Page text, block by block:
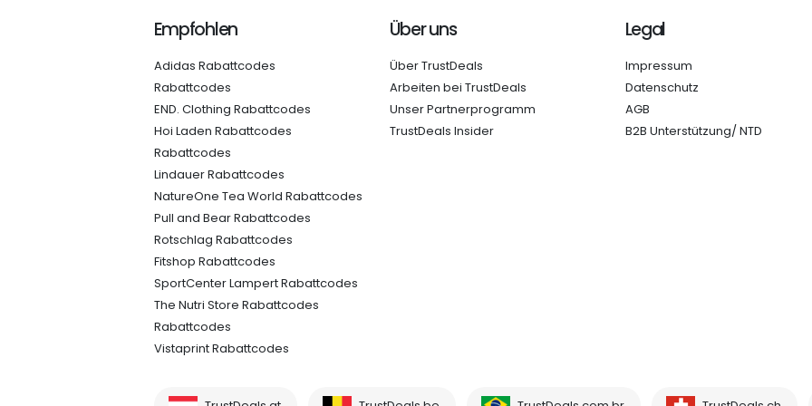
Empfohlen
Adidas Rabattcodes
Rabattcodes
END. Clothing Rabattcodes
Hoi Laden Rabattcodes
Rabattcodes
Lindauer Rabattcodes
NatureOne Tea World Rabattcodes
Pull and Bear Rabattcodes
Rotschlag Rabattcodes
Fitshop Rabattcodes
SportCenter Lampert Rabattcodes
The Nutri Store Rabattcodes
Rabattcodes
Vistaprint Rabattcodes
Über uns
Über TrustDeals
Arbeiten bei TrustDeals
Unser Partnerprogramm
TrustDeals Insider
Legal
Impressum
Datenschutz
AGB
B2B Unterstützung/ NTD